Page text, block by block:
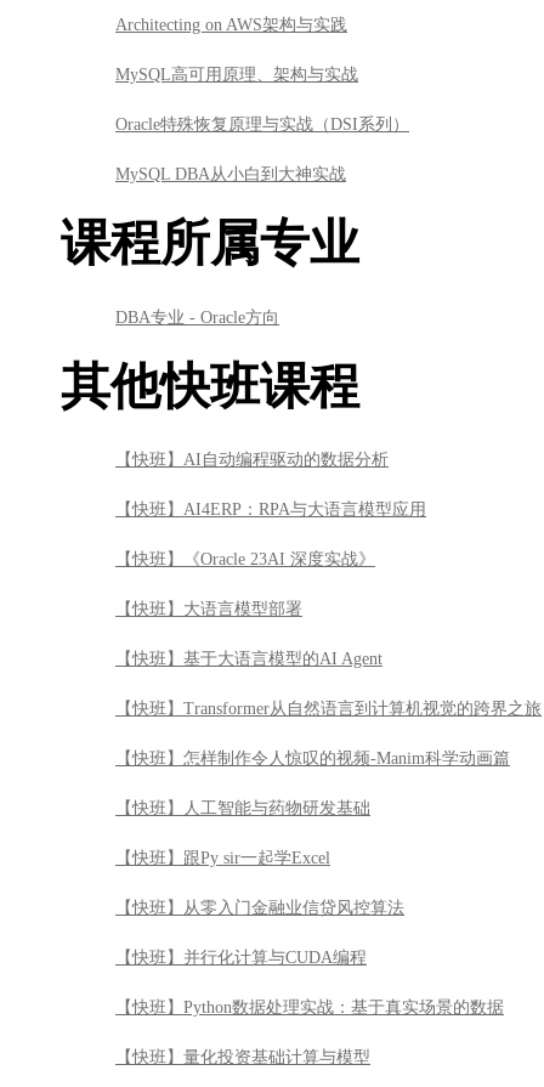
Architecting on AWS架构与实践
MySQL高可用原理、架构与实战
Oracle特殊恢复原理与实战（DSI系列）
MySQL DBA从小白到大神实战
课程所属专业
DBA专业 - Oracle方向
其他快班课程
【快班】AI自动编程驱动的数据分析
【快班】AI4ERP：RPA与大语言模型应用
【快班】《Oracle 23AI 深度实战》
【快班】大语言模型部署
【快班】基于大语言模型的AI Agent
【快班】Transformer从自然语言到计算机视觉的跨界之旅
【快班】怎样制作令人惊叹的视频-Manim科学动画篇
【快班】人工智能与药物研发基础
【快班】跟Py sir一起学Excel
【快班】从零入门金融业信贷风控算法
【快班】并行化计算与CUDA编程
【快班】Python数据处理实战：基于真实场景的数据
【快班】量化投资基础计算与模型